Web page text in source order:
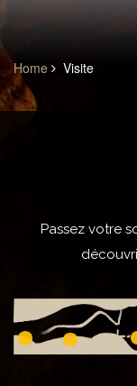
Home Visite
Passez votre